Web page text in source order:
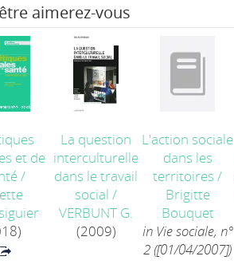
aimerez-vous
et de
/
La question
interculturelle
dans le travail
social /
VERBUNT G.
(2009)
L'action sociale
dans les
territoires /
Brigitte
Bouquet
in Vie sociale, n°
2 ([01/04/2007])